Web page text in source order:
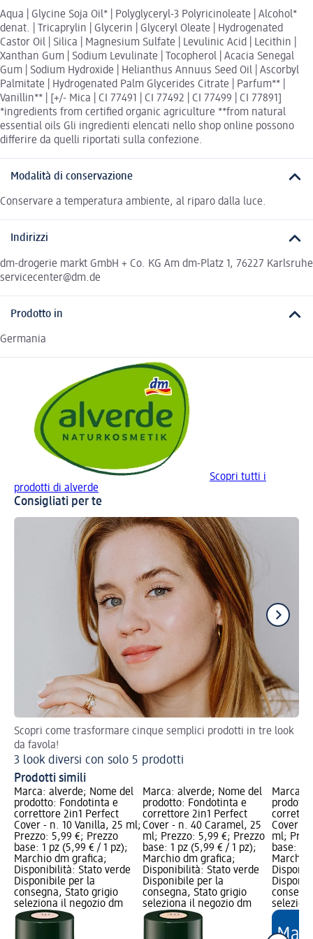
Aqua | Glycine Soja Oil* | Polyglyceryl-3 Polyricinoleate | Alcohol*
denat. | Tricaprylin | Glycerin | Glyceryl Oleate | Hydrogenated
Castor Oil | Silica | Magnesium Sulfate | Levulinic Acid | Lecithin |
Xanthan Gum | Sodium Levulinate | Tocopherol | Acacia Senegal
Gum | Sodium Hydroxide | Helianthus Annuus Seed Oil | Ascorbyl
Palmitate | Hydrogenated Palm Glycerides Citrate | Parfum** |
Vanillin** | [+/- Mica | CI 77491 | CI 77492 | CI 77499 | CI 77891]
*ingredients from certified organic agriculture **from natural
essential oils Gli ingredienti elencati nello shop online possono
differire da quelli riportati sulla confezione.
Modalità di conservazione
Conservare a temperatura ambiente, al riparo dalla luce.
Indirizzi
dm-drogerie markt GmbH + Co. KG Am dm-Platz 1, 76227 Karlsruhe
servicecenter@dm.de
Prodotto in
Germania
Scopri tutti i
prodotti di alverde
Consigliati per te
Scopri come trasformare cinque semplici prodotti in tre look
da favola!
3 look diversi con solo 5 prodotti
Prodotti simili
Marca: alverde; Nome del
prodotto: Fondotinta e
correttore 2in1 Perfect
Cover - n. 10 Vanilla, 25 ml;
Prezzo: 5,99 €; Prezzo
base: 1 pz (5,99 € / 1 pz);
Marchio dm grafica;
Disponibilità: Stato verde
Disponibile per la
consegna, Stato grigio
seleziona il negozio dm
Marca: alverde; Nome del
prodotto: Fondotinta e
correttore 2in1 Perfect
Cover - n. 40 Caramel, 25
ml; Prezzo: 5,99 €; Prezzo
base: 1 pz (5,99 € / 1 pz);
Marchio dm grafica;
Disponibilità: Stato verde
Disponibile per la
consegna, Stato grigio
seleziona il negozio dm
Marca:
Cover -
ml;
base: 1
Marchio